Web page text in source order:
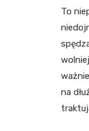
To
na